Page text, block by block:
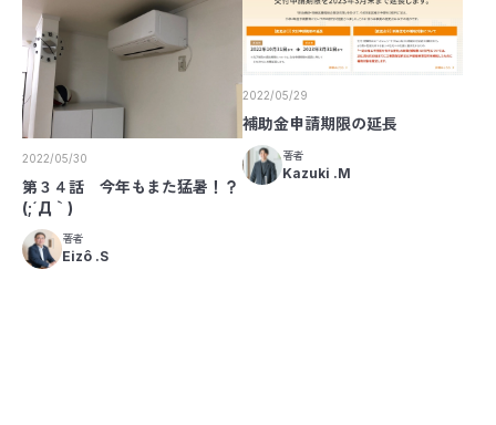
2022/05/30
第３４話 今年もまた猛暑！？
(;´Д｀)
著者
Eizô .S
2022/05/29
補助金申請期限の延長
著者
Kazuki .M